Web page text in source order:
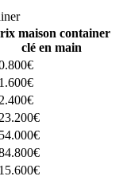
maison container
clé en main